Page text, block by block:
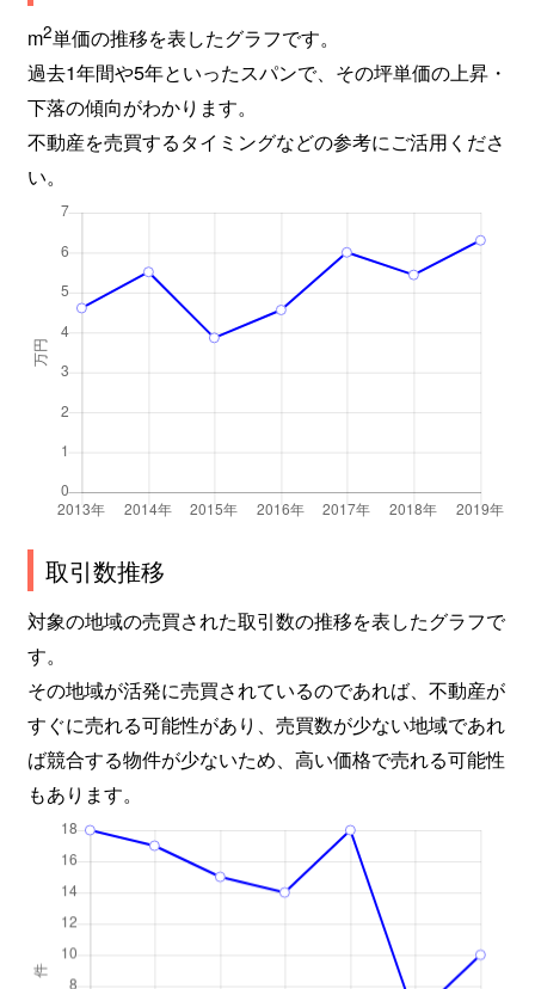
m2単価の推移を表したグラフです。
過去1年間や5年といったスパンで、その坪単価の上昇・
下落の傾向がわかります。
不動産を売買するタイミングなどの参考にご活用くださ
い。
取引数推移
対象の地域の売買された取引数の推移を表したグラフで
す。
その地域が活発に売買されているのであれば、不動産が
すぐに売れる可能性があり、売買数が少ない地域であれ
ば競合する物件が少ないため、高い価格で売れる可能性
もあります。